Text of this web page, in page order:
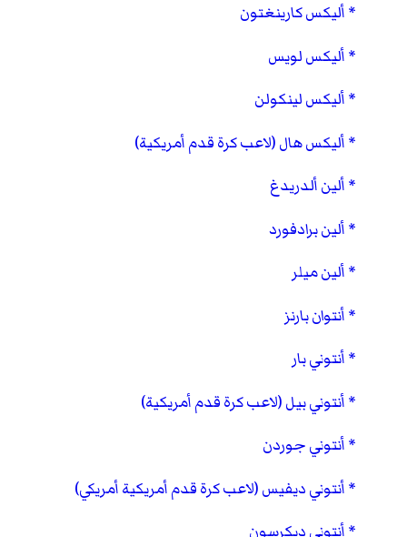
أليكس كارينغتون
أليكس لويس
أليكس لينكولن
أليكس هال (لاعب كرة قدم أمريكية)
ألين ألدريدغ
ألين برادفورد
ألين ميلر
أنتوان بارنز
أنتوني بار
أنتوني بيل (لاعب كرة قدم أمريكية)
أنتوني جوردن
أنتوني ديفيس (لاعب كرة قدم أمريكية أمريكي)
أنتوني ديكرسون